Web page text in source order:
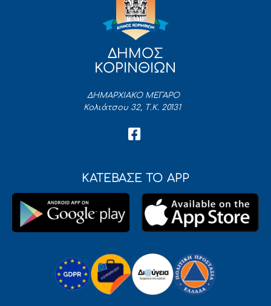
ΔΗΜΟΣ
ΚΟΡΙΝΘΙΩΝ
ΔΗΜΑΡΧΙΑΚΟ ΜΕΓΑΡΟ
Κολιάτσου 32, Τ.Κ. 20131
ΚΑΤΕΒΑΣΕ ΤΟ APP